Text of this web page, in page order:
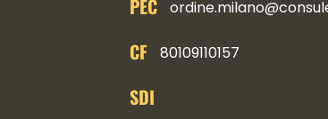
PEC
CF 80109110157
SDI